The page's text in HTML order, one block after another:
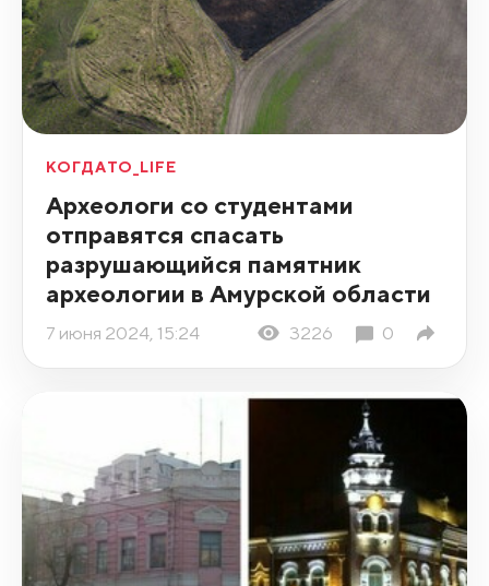
КОГДАТО_LIFE
Археологи со студентами
отправятся спасать
разрушающийся памятник
археологии в Амурской области
7 июня 2024, 15:24 3226 0